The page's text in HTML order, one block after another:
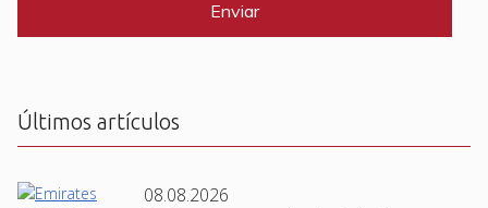
C
Últimos artículos
08.08.2026